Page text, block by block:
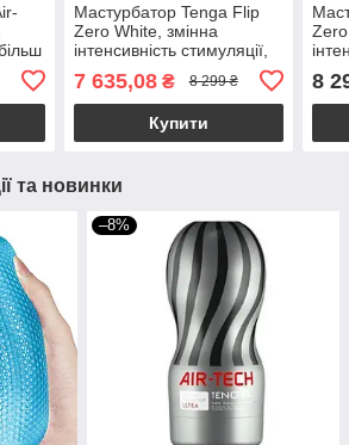
Мастурбатор Tenga Flip
Zero White, змінна
інтенсивність стимуляції,
7 635,08₴ 8 299 ₴
Купити
8
та новинки
–8%